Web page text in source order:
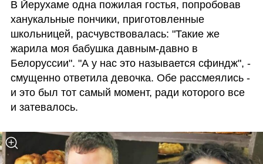
В Йерухаме одна пожилая гостья, попробовав
ханукальные пончики, приготовленные
школьницей, расчувствовалась: "Такие же
жарила моя бабушка давным-давно в
Белоруссии". "А у нас это называется сфиндж", -
смущенно ответила девочка. Обе рассмеялись -
и это был тот самый момент, ради которого все
и затевалось.